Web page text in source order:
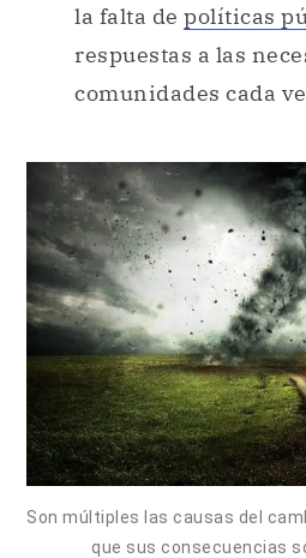
la falta de políticas
respuestas a las
comunidades cada
Son múltiples las causas del
que sus consecuencias